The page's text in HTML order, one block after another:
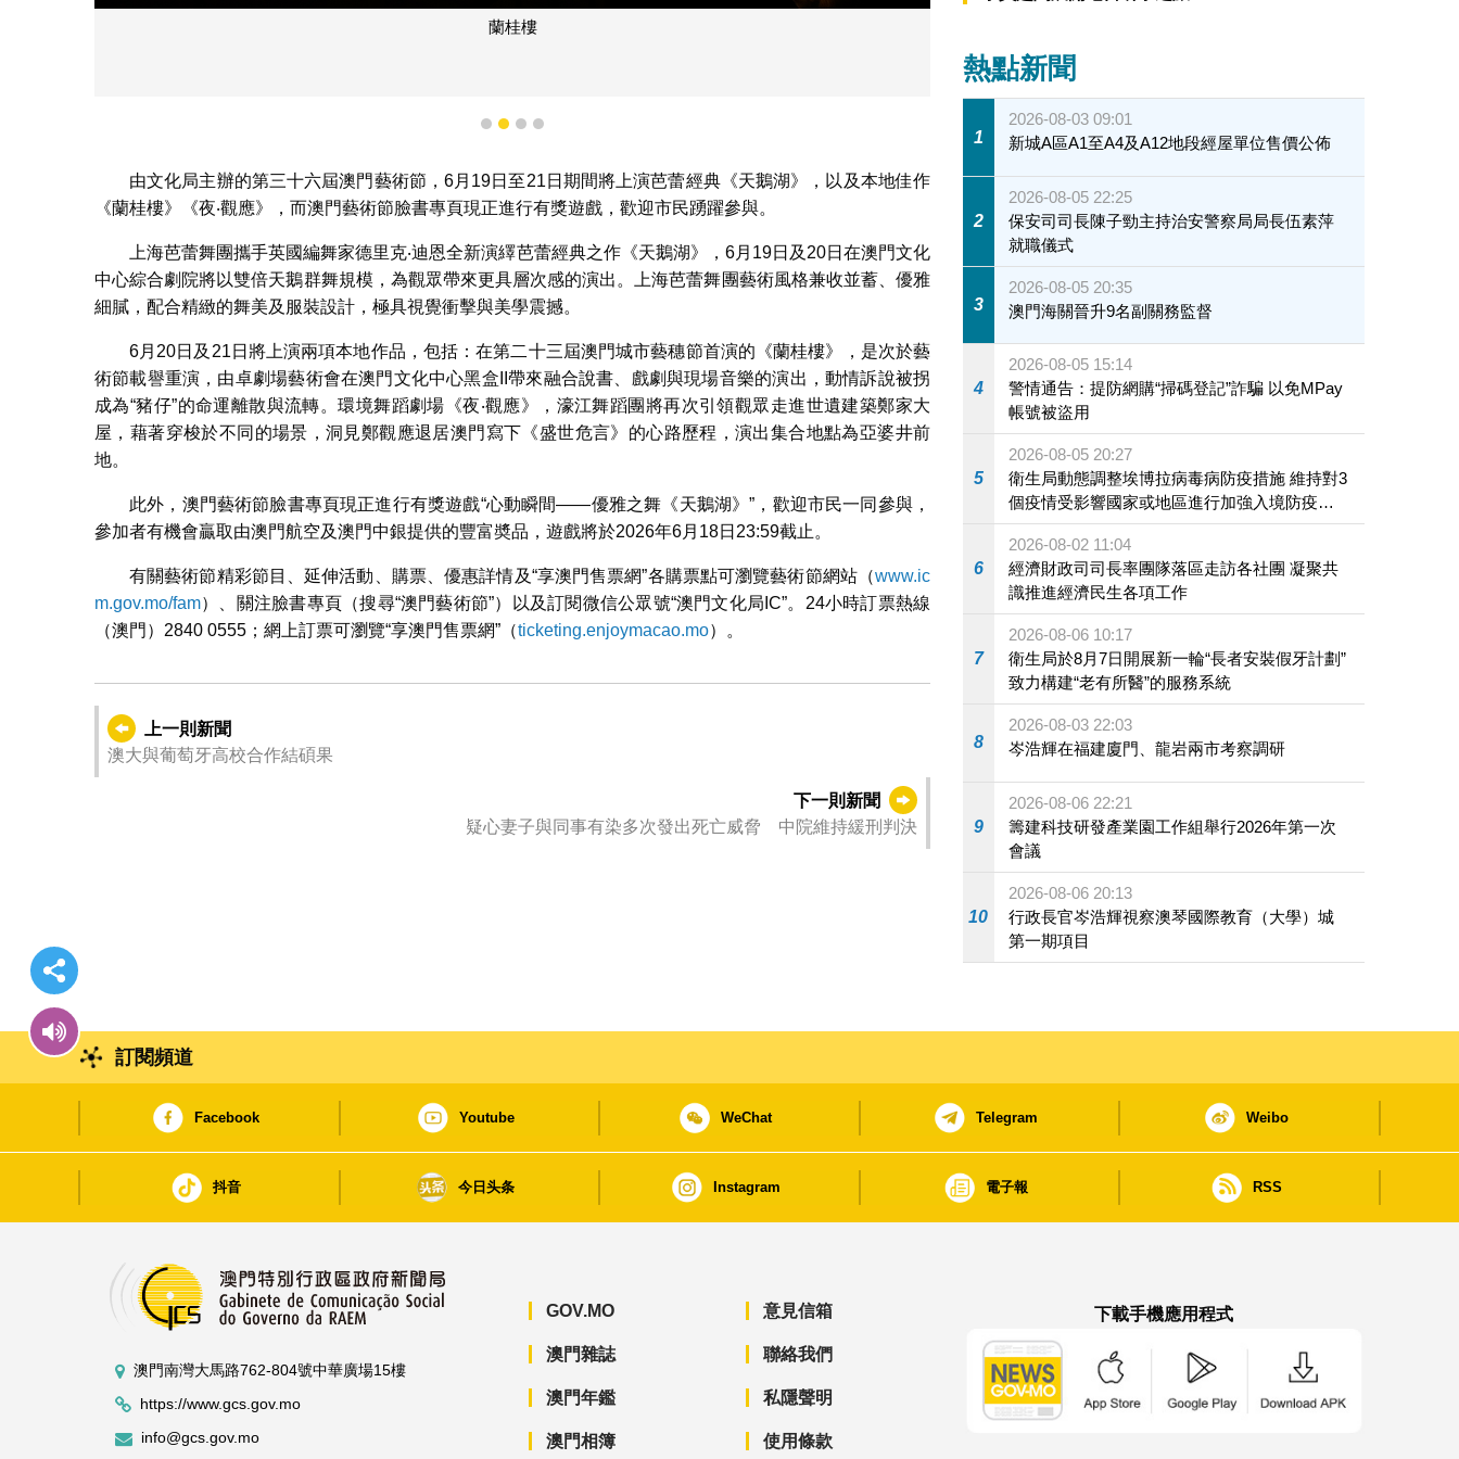
蘭桂樓
1 2 3 4
由文化局主辦的第三十六屆澳門藝術節，6月19日至21日期間將上演芭蕾經典《天鵝湖》，以及本地佳作
《蘭桂樓》《夜‧觀應》，而澳門藝術節臉書專頁現正進行有獎遊戲，歡迎市民踴躍參與。
上海芭蕾舞團攜手英國編舞家德里克‧迪恩全新演繹芭蕾經典之作《天鵝湖》，6月19日及20日在澳門文化
中心綜合劇院將以雙倍天鵝群舞規模，為觀眾帶來更具層次感的演出。上海芭蕾舞團藝術風格兼收並蓄、優雅
細膩，配合精緻的舞美及服裝設計，極具視覺衝擊與美學震撼。
6月20日及21日將上演兩項本地作品，包括：在第二十三屆澳門城市藝穗節首演的《蘭桂樓》，是次於藝
術節載譽重演，由卓劇場藝術會在澳門文化中心黑盒II帶來融合說書、戲劇與現場音樂的演出，動情訴說被拐
成為“豬仔”的命運離散與流轉。環境舞蹈劇場《夜‧觀應》，濠江舞蹈團將再次引領觀眾走進世遺建築鄭家大
屋，藉著穿梭於不同的場景，洞見鄭觀應退居澳門寫下《盛世危言》的心路歷程，演出集合地點為亞婆井前
地。
此外，澳門藝術節臉書專頁現正進行有獎遊戲“心動瞬間——優雅之舞《天鵝湖》”，歡迎市民一同參與，
參加者有機會贏取由澳門航空及澳門中銀提供的豐富奬品，遊戲將於2026年6月18日23:59截止。
有關藝術節精彩節目、延伸活動、購票、優惠詳情及“享澳門售票網”各購票點可瀏覽藝術節網站（www.ic
m.gov.mo/fam）、關注臉書專頁（搜尋“澳門藝術節”）以及訂閱微信公眾號“澳門文化局IC”。24小時訂票熱線
（澳門）2840 0555；網上訂票可瀏覽“享澳門售票網”（ticketing.enjoymacao.mo）。
上一則新聞
澳大與葡萄牙高校合作結碩果
下一則新聞
疑心妻子與同事有染多次發出死亡威脅 中院維持緩刑判決
熱點新聞
1
2026-08-03 09:01
新城A區A1至A4及A12地段經屋單位售價公佈
2
2026-08-05 22:25
保安司司長陳子勁主持治安警察局局長伍素萍
就職儀式
3
2026-08-05 20:35
澳門海關晉升9名副關務監督
4
2026-08-05 15:14
警情通告：提防網購“掃碼登記”詐騙 以免MPay
帳號被盜用
5
2026-08-05 20:27
衛生局動態調整埃博拉病毒病防疫措施 維持對3
個疫情受影響國家或地區進行加強入境防疫措
施
6
2026-08-02 11:04
經濟財政司司長率團隊落區走訪各社團 凝聚共
識推進經濟民生各項工作
7
2026-08-06 10:17
衛生局於8月7日開展新一輪“長者安裝假牙計劃”
致力構建“老有所醫”的服務系統
8
2026-08-03 22:03
岑浩輝在福建廈門、龍岩兩市考察調研
9
2026-08-06 22:21
籌建科技研發產業園工作組舉行2026年第一次
會議
10
2026-08-06 20:13
行政長官岑浩輝視察澳琴國際教育（大學）城
第一期項目
訂閱頻道
Facebook Youtube WeChat Telegram Weibo
抖音 今日头条 Instagram 電子報 RSS
澳門南灣大馬路762-804號中華廣場15樓
https://www.gcs.gov.mo
info@gcs.gov.mo
GOV.MO
澳門雜誌
澳門年鑑
澳門相簿
意見信箱
聯絡我們
私隱聲明
使用條款
下載手機應用程式